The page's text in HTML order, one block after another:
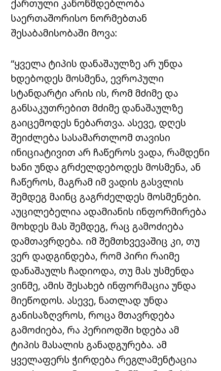
ქართული კანონმდებლობა
საერთაშორისო ნორმებთან
შესაბამისობაში მოვა:
“ყველა ტიპის დანაშაულზე არ უნდა
ხდებოდეს მოსმენა, ევროპული
სტანდარტი არის ის, რომ მძიმე და
განსაკუთრებით მძიმე დანაშაულზე
გაიცემოდეს ნებართვა. ასევე, დღეს
შეიძლება სასამართლომ თავისი
ინიციატივით არ ჩაწეროს ვადა, რამდენი
ხანი უნდა გრძელდებოდეს მოსმენა, ან
ჩაწეროს, მაგრამ იმ ვადის გასვლის
შემდეგ მაინც გაგრძელდეს მოსმენები.
აუცილებელია ადამიანის ინფორმირება
მოხდეს მას შემდეგ, რაც გამოძიება
დამთავრდება. იმ შემთხვევაშიც კი, თუ
ვერ დადგინდება, რომ პირი რაიმე
დანაშაულს ჩადიოდა, თუ მას უსმენდა
ვინმე, ამის შესახებ ინფორმაცია უნდა
მიეწოდოს. ასევე, ნათლად უნდა
განისაზღვროს, როცა მთავრდება
გამოძიება, რა პერიოდში ხდება ამ
ტიპის მასალის განადგურება. ამ
ყველაფერს ჭირდება რეგლამენტაცია